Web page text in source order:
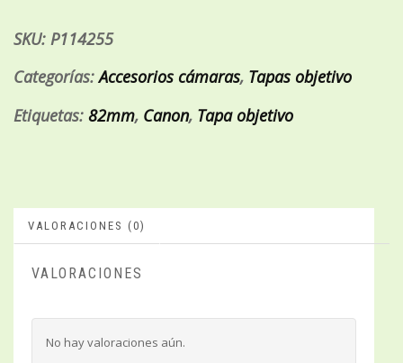
SKU: P114255
Categorías:Accesorios cámaras, Tapas objetivo
Etiquetas: 82mm, Canon, Tapa objetivo
VALORACIONES (0)
VALORACIONES
No hay valoraciones aún.